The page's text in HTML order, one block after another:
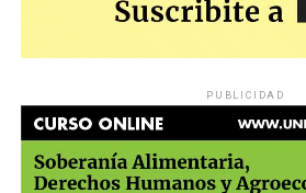
PUBLICIDAD